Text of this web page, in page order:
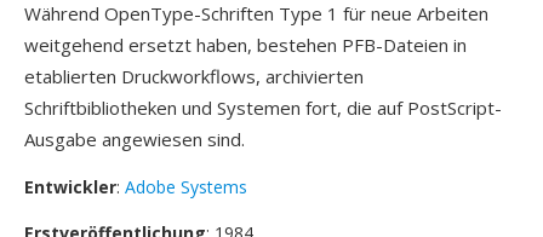
Während OpenType-Schriften Type 1 für neue Arbeiten
weitgehend ersetzt haben, bestehen PFB-Dateien in
etablierten Druckworkflows, archivierten
Schriftbibliotheken und Systemen fort, die auf PostScript-
Ausgabe angewiesen sind.
Entwickler: Adobe Systems